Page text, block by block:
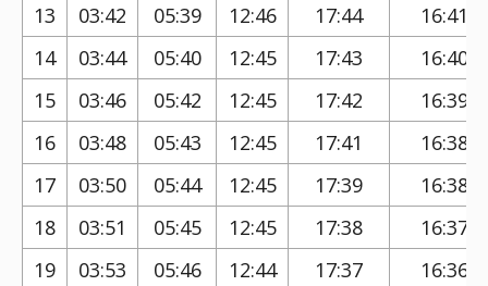
13
03:42 05:39 12:46 17:44
16:41
14
03:44 05:40 12:45 17:43
16:40
15
03:46 05:42 12:45 17:42
16:39
16
03:48 05:43 12:45 17:41
16:38
17
03:50 05:44 12:45 17:39
16:38
18
03:51 05:45 12:45 17:38
16:37
19
03:53 05:46 12:44 17:37
16:36